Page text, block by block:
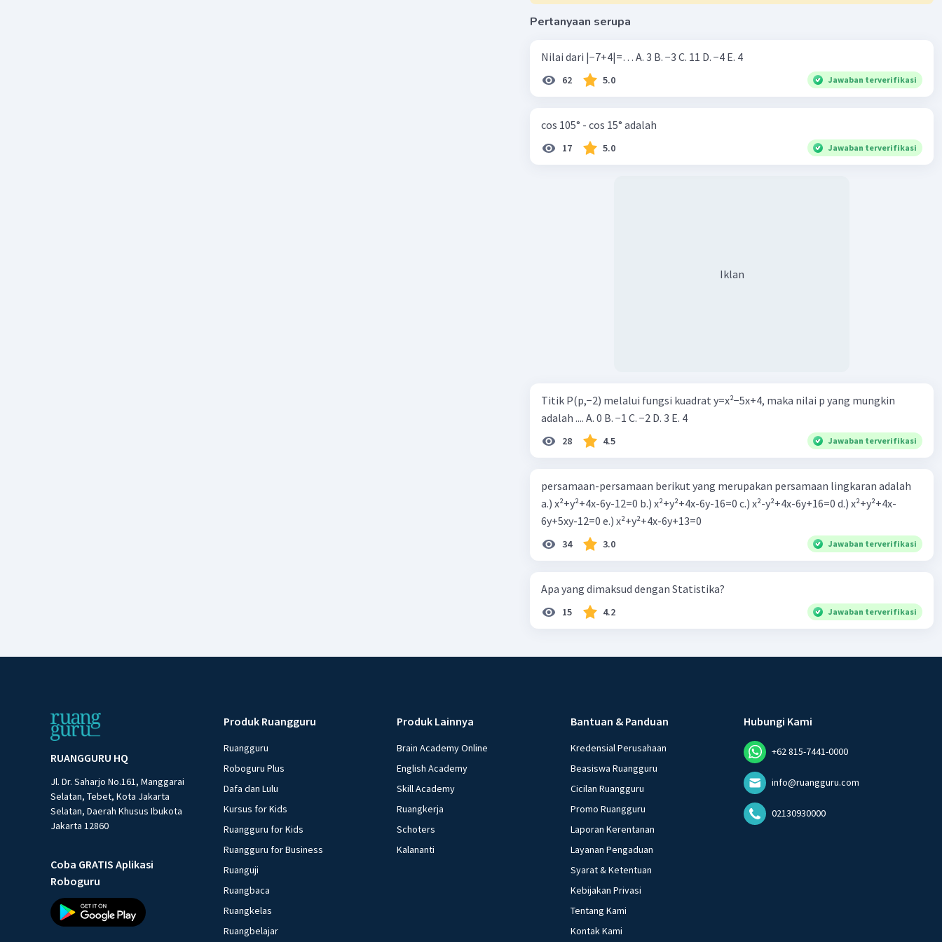
Beri Rating
Pertanyaan serupa
Nilai dari |−7+4|=… A. 3 B. −3 C. 11 D. −4 E. 4
62 5.0 Jawaban terverifikasi
cos 105° - cos 15° adalah
17 5.0 Jawaban terverifikasi
Iklan
Titik P(p,−2) melalui fungsi kuadrat y=x²−5x+4, maka nilai p yang mungkin
adalah .... A. 0 B. −1 C. −2 D. 3 E. 4
28 4.5 Jawaban terverifikasi
persamaan-persamaan berikut yang merupakan persamaan lingkaran adalah
a.) x²+y²+4x-6y-12=0 b.) x²+y²+4x-6y-16=0 c.) x²-y²+4x-6y+16=0 d.) x²+y²+4x-
6y+5xy-12=0 e.) x²+y²+4x-6y+13=0
34 3.0 Jawaban terverifikasi
Apa yang dimaksud dengan Statistika?
15 4.2 Jawaban terverifikasi
RUANGGURU HQ
Jl. Dr. Saharjo No.161, Manggarai
Selatan, Tebet, Kota Jakarta
Selatan, Daerah Khusus Ibukota
Jakarta 12860
Coba GRATIS Aplikasi
Roboguru
Produk Ruangguru
Ruangguru
Roboguru Plus
Dafa dan Lulu
Kursus for Kids
Ruangguru for Kids
Ruangguru for Business
Ruanguji
Ruangbaca
Ruangkelas
Ruangbelajar
Produk Lainnya
Brain Academy Online
English Academy
Skill Academy
Ruangkerja
Schoters
Kalananti
Bantuan & Panduan
Kredensial Perusahaan
Beasiswa Ruangguru
Cicilan Ruangguru
Promo Ruangguru
Laporan Kerentanan
Layanan Pengaduan
Syarat & Ketentuan
Kebijakan Privasi
Tentang Kami
Kontak Kami
Hubungi Kami
+62 815-7441-0000
info@ruangguru.com
02130930000